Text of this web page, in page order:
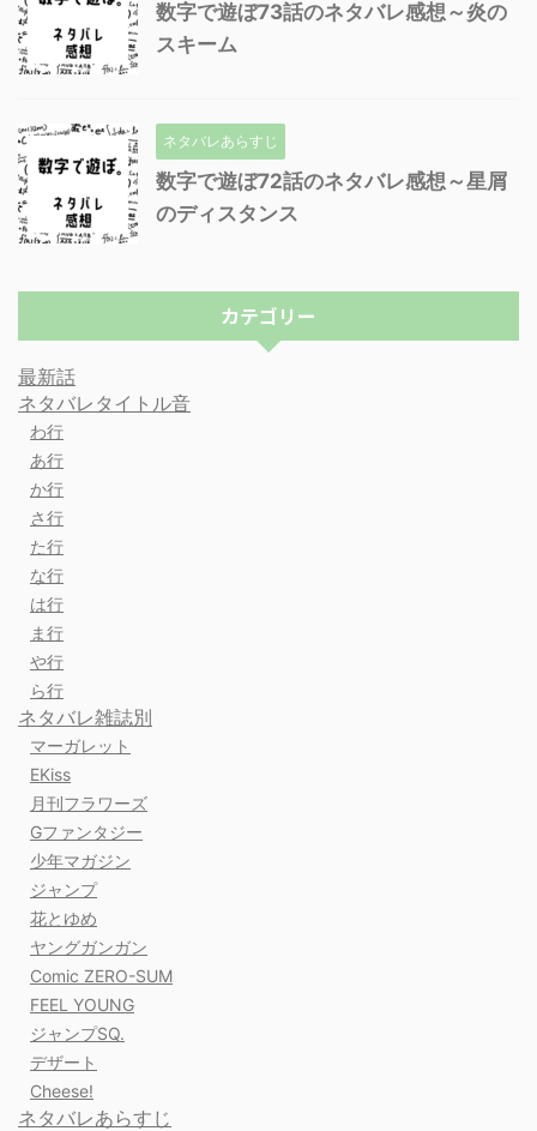
数字で遊ぼ73話のネタバレ感想～炎の
スキーム
ネタバレあらすじ
数字で遊ぼ72話のネタバレ感想～星屑
のディスタンス
カテゴリー
最新話
ネタバレタイトル音
わ行
あ行
か行
さ行
た行
な行
は行
ま行
や行
ら行
ネタバレ雑誌別
マーガレット
EKiss
月刊フラワーズ
Gファンタジー
少年マガジン
ジャンプ
花とゆめ
ヤングガンガン
Comic ZERO-SUM
FEEL YOUNG
ジャンプSQ.
デザート
Cheese!
ネタバレあらすじ